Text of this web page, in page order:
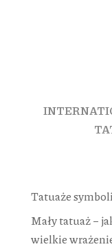
Tatuaże
Mały tatuaż –
wielkie